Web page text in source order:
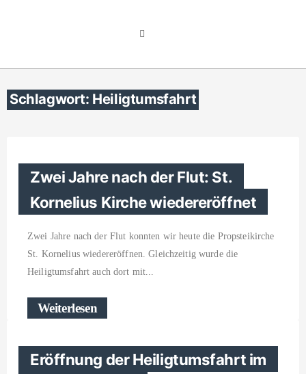
Schlagwort: Heiligtumsfahrt
Zwei Jahre nach der Flut: St.
Kornelius Kirche wiedereröffnet
Zwei Jahre nach der Flut konnten wir heute die Propsteikirche
St. Kornelius wiedereröffnen. Gleichzeitig wurde die
Heiligtumsfahrt auch dort mit
Weiterlesen
Eröffnung der Heiligtumsfahrt im